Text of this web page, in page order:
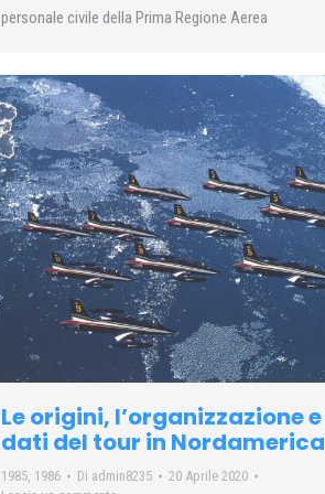
personale civile della Prima Regione Aerea
Le origini, l’organizzazione e
dati del tour in Nordamerica
1985, 1986 Di admin8235
20 Aprile 2020